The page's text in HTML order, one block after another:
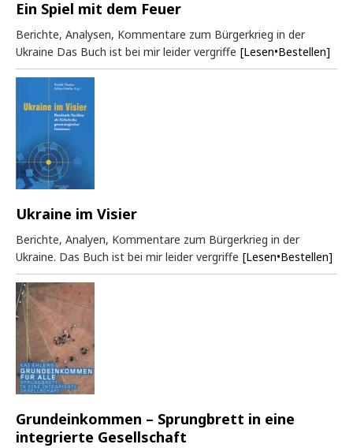
Ein Spiel mit dem Feuer
Berichte, Analysen, Kommentare zum Bürgerkrieg in der
Ukraine Das Buch ist bei mir leider vergriffe [Lesen•Bestellen]
Ukraine im Visier
Berichte, Analyen, Kommentare zum Bürgerkrieg in der
Ukraine. Das Buch ist bei mir leider vergriffe [Lesen•Bestellen]
Grundeinkommen – Sprungbrett in eine
integrierte Gesellschaft